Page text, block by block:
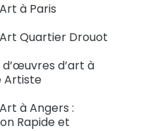
à Paris
Quartier Drouot
d’art à
Artiste
à Angers :
Rapide et